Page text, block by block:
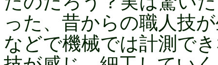
った、昔からの職人技
などで機械では計測で